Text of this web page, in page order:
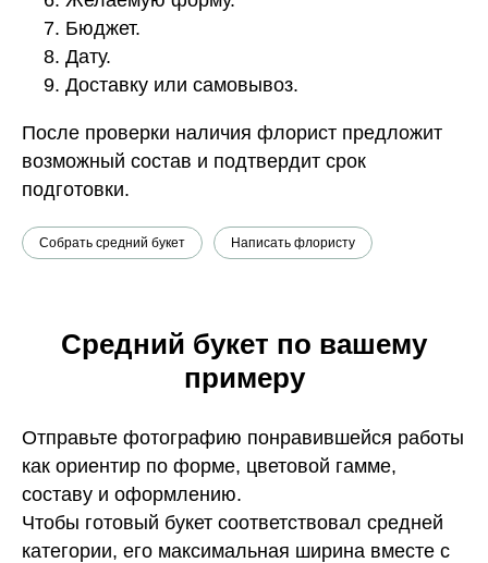
Бюджет.
Дату.
Доставку или самовывоз.
После проверки наличия флорист предложит
возможный состав и подтвердит срок
подготовки.
Собрать средний букет Написать флористу
Средний букет по вашему
примеру
Отправьте фотографию понравившейся работы
как ориентир по форме, цветовой гамме,
составу и оформлению.
Чтобы готовый букет соответствовал средней
категории, его максимальная ширина вместе с